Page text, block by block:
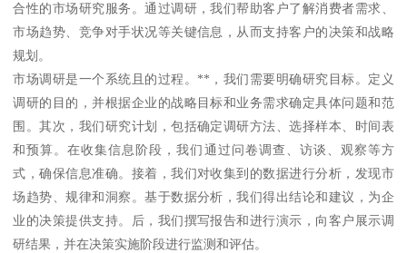
合性的市场研究服务。通过调研，我们帮助客户了解消费者需求、
市场趋势、竞争对手状况等关键信息，从而支持客户的决策和战略
规划。
市场调研是一个系统且的过程。**，我们需要明确研究目标。定义
调研的目的，并根据企业的战略目标和业务需求确定具体问题和范
围。其次，我们研究计划，包括确定调研方法、选择样本、时间表
和预算。在收集信息阶段，我们通过问卷调查、访谈、观察等方
式，确保信息准确。接着，我们对收集到的数据进行分析，发现市
场趋势、规律和洞察。基于数据分析，我们得出结论和建议，为企
业的决策提供支持。后，我们撰写报告和进行演示，向客户展示调
研结果，并在决策实施阶段进行监测和评估。